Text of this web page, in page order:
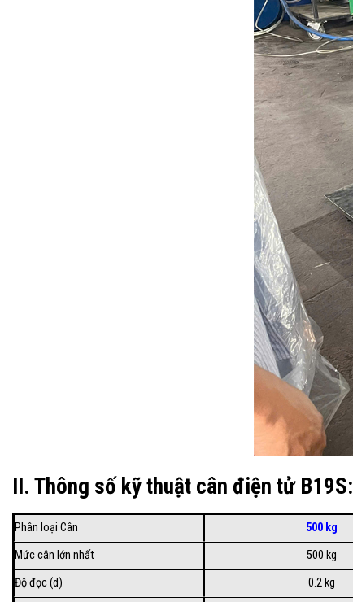
II. Thông số kỹ thuật cân điện tử B19S:
Phân loại Cân 500 kg
Mức cân lớn nhất
500 kg
Độ đọc (d)
0.2 kg